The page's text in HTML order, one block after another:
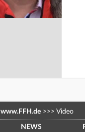
www.FFH.de >>> Video
NEWS